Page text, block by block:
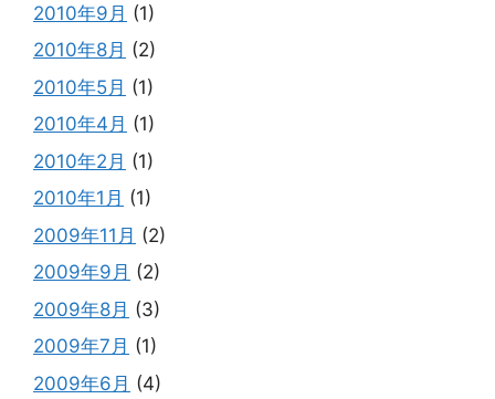
2010年9月 (1)
2010年8月 (2)
2010年5月 (1)
2010年4月 (1)
2010年2月 (1)
2010年1月 (1)
2009年11月 (2)
2009年9月 (2)
2009年8月 (3)
2009年7月 (1)
2009年6月 (4)